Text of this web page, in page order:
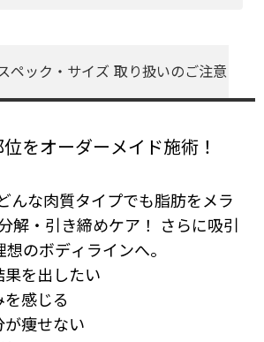
ペック ・サイズ 取り扱いのご注意
をオーダーメイド施術！
んな肉質タイプでも脂肪をメラ
解・引き締めケア！ さらに吸引
のボディラインへ。
を出したい
感じる
痩せない